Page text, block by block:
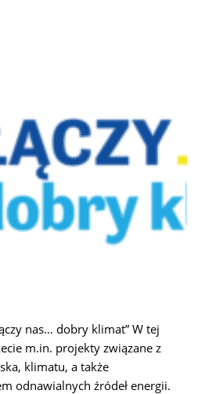
nas… dobry klimat” W tej
m.in. projekty związane z
klimatu, a także
odnawialnych źródeł energii.